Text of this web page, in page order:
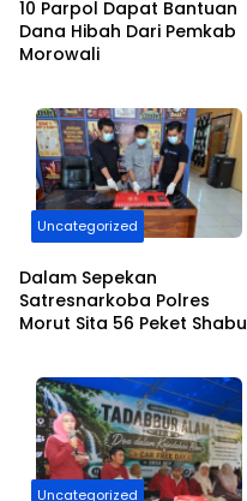
10 Parpol Dapat Bantuan
Dana Hibah Dari Pemkab
Morowali
Uncategorized
Dalam Sepekan
Satresnarkoba Polres
Morut Sita 56 Peket Shabu
Uncategorized